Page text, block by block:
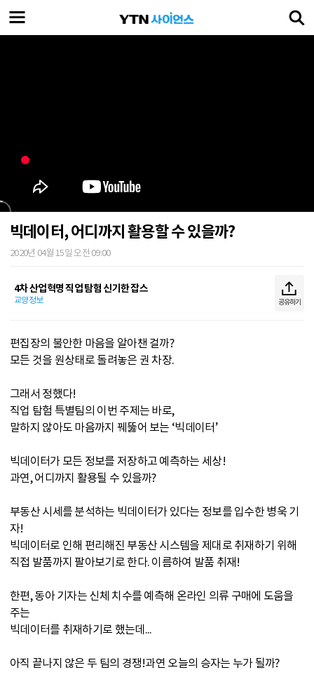
빅데이터, 어디까지 활용할 수 있을까?
2020년 04월 15일 오전 09:00
4차 산업혁명 직업 탐험 신기한 잡스
교양정보 공유하기
편집장의 불안한 마음을 알아챈 걸까?
모든 것을 원상태로 돌려놓은 권 차장.
그래서 정했다!
직업 탐험 특별팀의 이번 주제는 바로,
말하지 않아도 마음까지 꿰뚫어 보는 ‘빅데이터’
빅데이터가 모든 정보를 저장하고 예측하는 세상!
과연, 어디까지 활용될 수 있을까?
부동산 시세를 분석하는 빅데이터가 있다는 정보를 입수한 병욱 기
자!
빅데이터로 인해 편리해진 부동산 시스템을 제대로 취재하기 위해
직접 발품까지 팔아보기로 한다. 이름하여 발품 취재!
한편, 동아 기자는 신체 치수를 예측해 온라인 의류 구매에 도움을
주는
빅데이터를 취재하기로 했는데...
아직 끝나지 않은 두 팀의 경쟁!과연 오늘의 승자는 누가 될까?